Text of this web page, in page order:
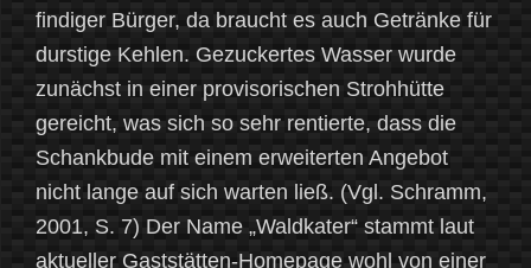
findiger Bürger, da braucht es auch Getränke für
durstige Kehlen. Gezuckertes Wasser wurde
zunächst in einer provisorischen Strohhütte
gereicht, was sich so sehr rentierte, dass die
Schankbude mit einem erweiterten Angebot
nicht lange auf sich warten ließ. (Vgl. Schramm,
2001, S. 7) Der Name „Waldkater“ stammt laut
aktueller Gaststätten-Homepage wohl von einer